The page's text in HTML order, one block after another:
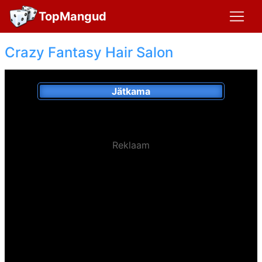
TopMangud
Crazy Fantasy Hair Salon
Jätkama
Reklaam